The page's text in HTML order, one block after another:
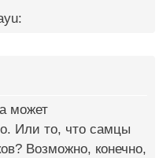
может
Или то, что самцы
Возможно, конечно,